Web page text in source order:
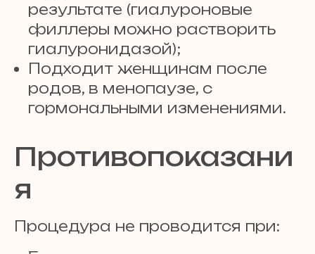
результате (гиалуроновые
филлеры можно растворить
гиалуронидазой);
Подходит женщинам после
родов, в менопаузе, с
гормональными изменениями.
Противопоказани
я
Процедура не проводится при: